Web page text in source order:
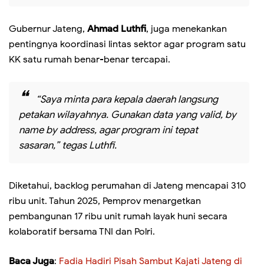
Gubernur Jateng, Ahmad Luthfi, juga menekankan
pentingnya koordinasi lintas sektor agar program satu
KK satu rumah benar-benar tercapai.
“Saya minta para kepala daerah langsung
petakan wilayahnya. Gunakan data yang valid, by
name by address, agar program ini tepat
sasaran,” tegas Luthfi.
Diketahui, backlog perumahan di Jateng mencapai 310
ribu unit. Tahun 2025, Pemprov menargetkan
pembangunan 17 ribu unit rumah layak huni secara
kolaboratif bersama TNI dan Polri.
Baca Juga: Fadia Hadiri Pisah Sambut Kajati Jateng di